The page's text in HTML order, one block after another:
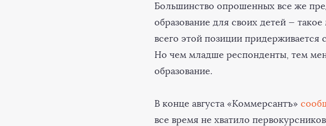
Большинство опрошенных все же
образование для своих детей —
всего этой позиции придерживается
Но чем младше респонденты, тем
образование.
В конце августа «Коммерсантъ»
все время не хватило